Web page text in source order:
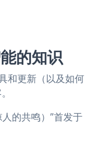
的知识
和更新（以及如何
的共鸣）”首发于